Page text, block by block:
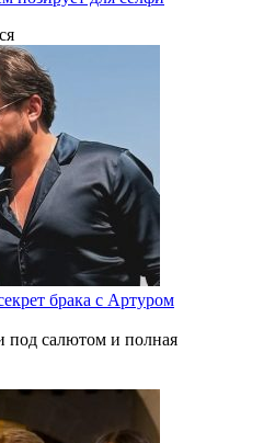
брака с Артуром
под салютом и полная